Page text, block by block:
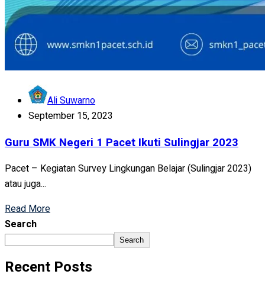
Ali Suwarno
September 15, 2023
Guru SMK Negeri 1 Pacet Ikuti Sulingjar 2023
Pacet – Kegiatan Survey Lingkungan Belajar (Sulingjar 2023)
atau juga...
Read More
Search
Search
Recent Posts